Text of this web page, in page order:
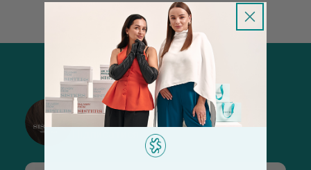
@sisters_stelmakh в Instagram